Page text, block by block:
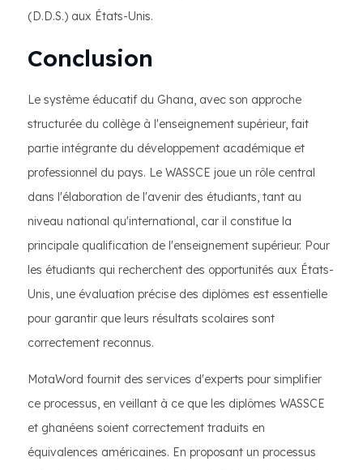
(D.D.S.) aux États-Unis.
Conclusion
Le système éducatif du Ghana, avec son approche
structurée du collège à l'enseignement supérieur, fait
partie intégrante du développement académique et
professionnel du pays. Le WASSCE joue un rôle central
dans l'élaboration de l'avenir des étudiants, tant au
niveau national qu'international, car il constitue la
principale qualification de l'enseignement supérieur. Pour
les étudiants qui recherchent des opportunités aux États-
Unis, une évaluation précise des diplômes est essentielle
pour garantir que leurs résultats scolaires sont
correctement reconnus.
MotaWord fournit des services d'experts pour simplifier
ce processus, en veillant à ce que les diplômes WASSCE
et ghanéens soient correctement traduits en
équivalences américaines. En proposant un processus